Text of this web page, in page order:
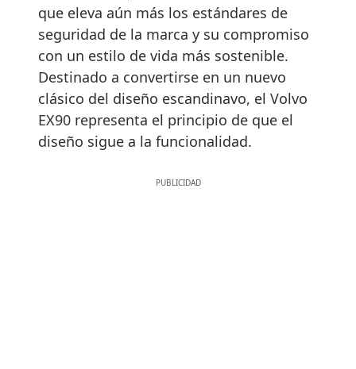
que eleva aún más los estándares de
seguridad de la marca y su compromiso
con un estilo de vida más sostenible.
Destinado a convertirse en un nuevo
clásico del diseño escandinavo, el Volvo
EX90 representa el principio de que el
diseño sigue a la funcionalidad.